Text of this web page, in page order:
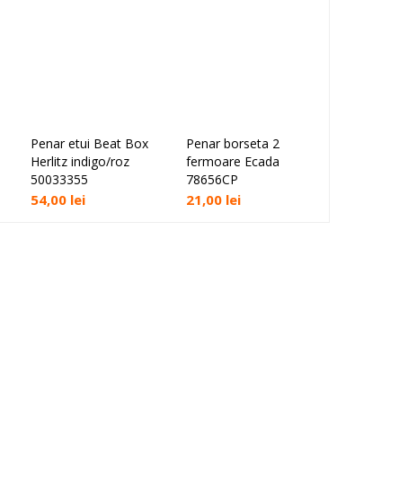
Adaugă în coș
Penar etui Beat Box
Herlitz indigo/roz
50033355
54,00 lei
Adaugă în coș
Penar borseta 2
fermoare Ecada
78656CP
21,00 lei